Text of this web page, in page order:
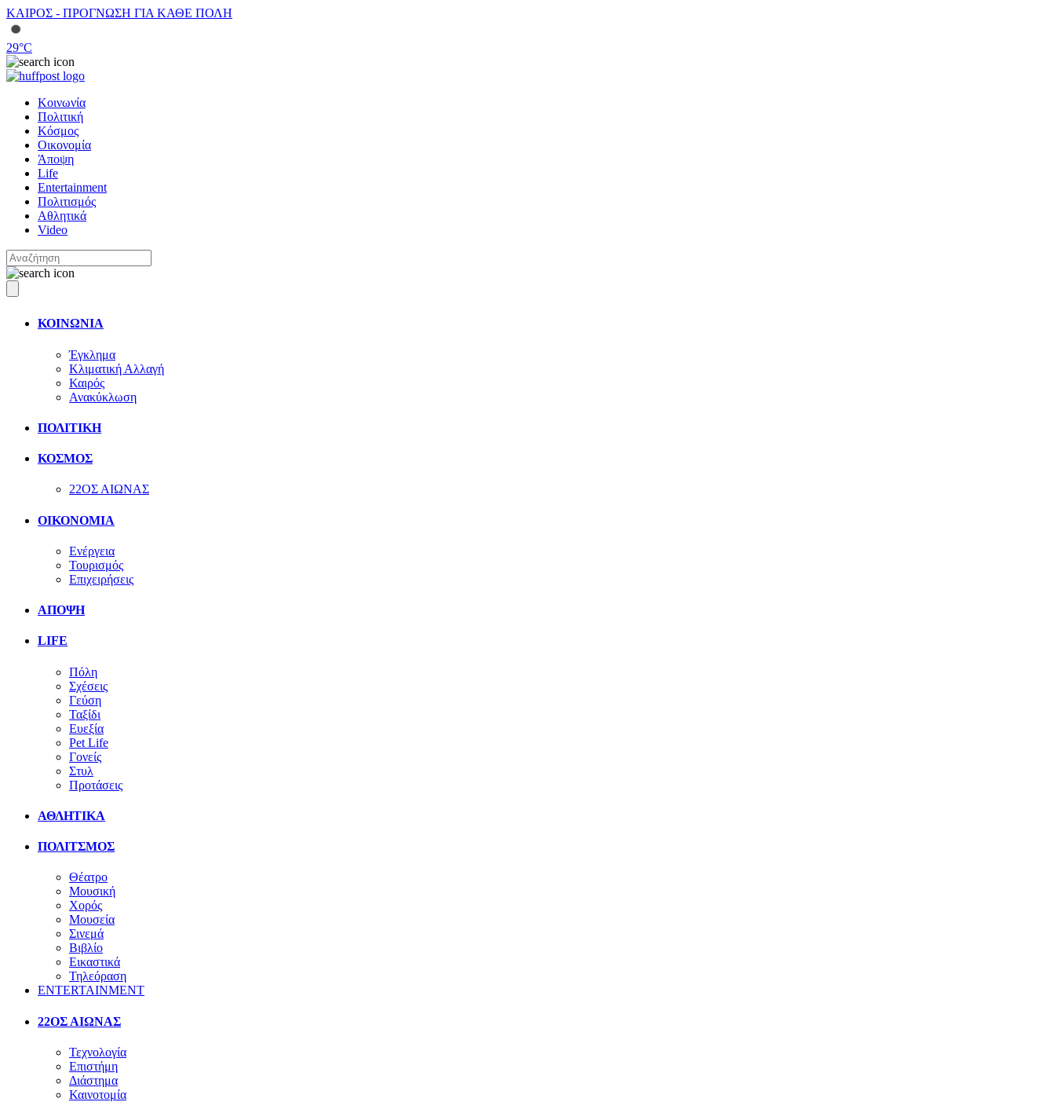
ΚΑΙΡΟΣ - ΠΡΟΓΝΩΣΗ ΓΙΑ ΚΑΘΕ ΠΟΛΗ
29°C
Κοινωνία
Πολιτική
Κόσμος
Οικονομία
Άποψη
Life
Entertainment
Πολιτισμός
Αθλητικά
Video
ΚΟΙΝΩΝΙΑ
Έγκλημα
Κλιματική Αλλαγή
Καιρός
Ανακύκλωση
ΠΟΛΙΤΙΚΗ
ΚΟΣΜΟΣ
22ΟΣ ΑΙΩΝΑΣ
ΟΙΚΟΝΟΜΙΑ
Ενέργεια
Τουρισμός
Επιχειρήσεις
ΑΠΟΨΗ
LIFE
Πόλη
Σχέσεις
Γεύση
Ταξίδι
Ευεξία
Pet Life
Γονείς
Στυλ
Προτάσεις
ΑΘΛΗΤΙΚΑ
ΠΟΛΙΤΣΜΟΣ
Θέατρο
Μουσική
Χορός
Μουσεία
Σινεμά
Βιβλίο
Εικαστικά
Τηλεόραση
ENTERTAINMENT
22ΟΣ ΑΙΩΝΑΣ
Τεχνολογία
Επιστήμη
Διάστημα
Καινοτομία